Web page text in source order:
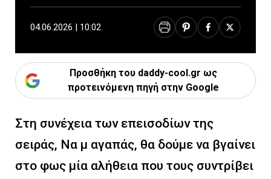
04.06.2026 | 10:02
Προσθήκη του daddy-cool.gr ως
προτεινόμενη πηγή στην Google
Στη συνέχεια των επεισοδίων της
σειράς, Να μ αγαπάς, θα δούμε να βγαίνει
στο φως μία αλήθεια που τους συντρίβει